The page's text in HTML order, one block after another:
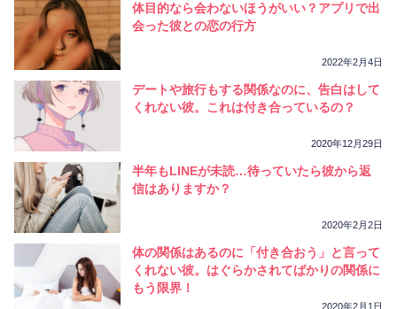
体目的なら会わないほうがいい？アプリで出
会った彼との恋の行方
2022年2月4日
デートや旅行もする関係なのに、告白はして
くれない彼。これは付き合っているの？
2020年12月29日
半年もLINEが未読…待っていたら彼から返
信はありますか？
2020年2月2日
体の関係はあるのに「付き合おう」と言って
くれない彼。はぐらかされてばかりの関係に
もう限界！
2020年2月1日